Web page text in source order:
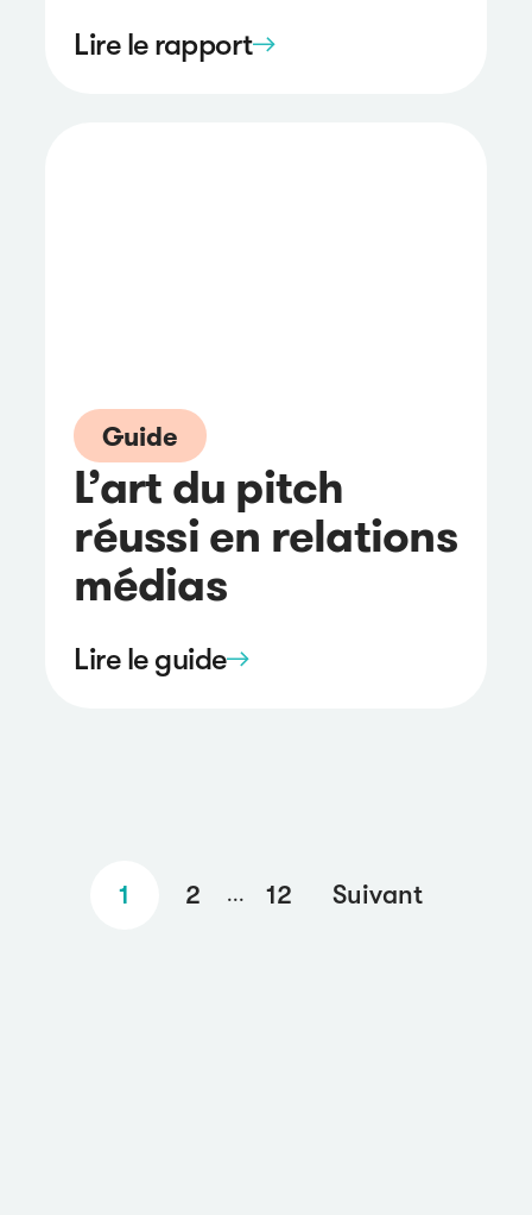
Lire le rapport
Guide
L’art du pitch
réussi en relations
médias
Lire le guide
1 2 ... 12 Suivant